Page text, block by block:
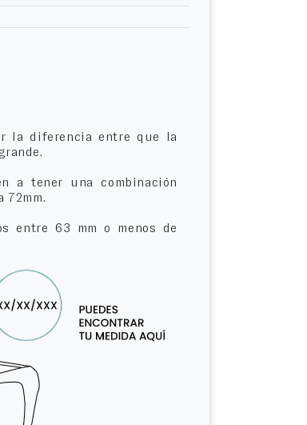
la diferencia entre que la
a tener una combinación
72mm.
entre 63 mm o menos de